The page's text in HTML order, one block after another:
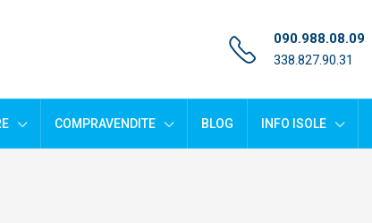
090.988.08.09
338.827.90.31
COMPRAVENDITE BLOG INFO ISOLE